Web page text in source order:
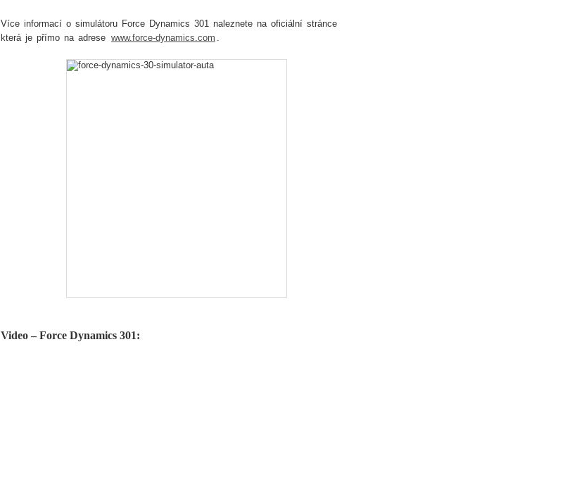
Více informací o simulátoru Force Dynamics 301 naleznete na oficiální stránce
která je přímo na adrese www.force-dynamics.com .
Video – Force Dynamics 301: